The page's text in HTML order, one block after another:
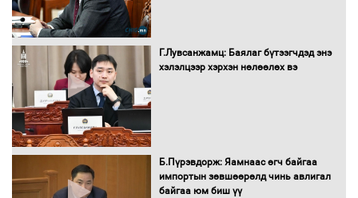
Санхүүгийн хэмнэлтийн горимд эрүүл
Нөөцийн махны худалдаа,
борлуулалтыг нээлттэй ил тод
болгоно
Г.Лувсанжамц: Баялаг бүтээгчдэд энэ
хэлэлцээр хэрхэн нөлөөлөх вэ
Б.Пүрэвдорж: Яамнаас өгч байгаа
импортын зөвшөөрөлд чинь авлигал
байгаа юм биш үү